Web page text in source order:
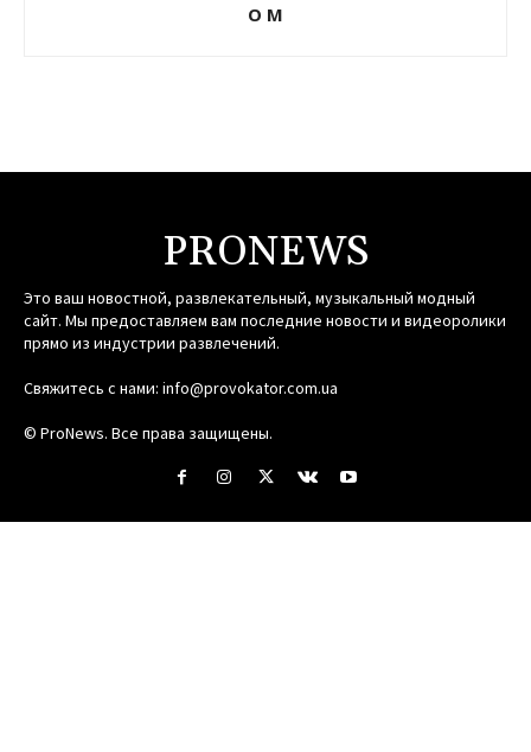
О М
PRONEWS
Это ваш новостной, развлекательный, музыкальный модный
сайт. Мы предоставляем вам последние новости и видеоролики
прямо из индустрии развлечений.
Свяжитесь с нами: info@provokator.com.ua
© ProNews. Все права защищены.